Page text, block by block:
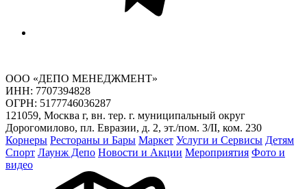
ООО «ДЕПО МЕНЕДЖМЕНТ»
ИНН: 7707394828
ОГРН: 5177746036287
121059, Москва г, вн. тер. г. муниципальный округ
Дорогомилово, пл. Евразии, д. 2, эт./пом. 3/II, ком. 230
Корнеры Рестораны и Бары Маркет Услуги и Сервисы Детям
Спорт Лаунж Депо Новости и Акции Мероприятия Фото и
видео